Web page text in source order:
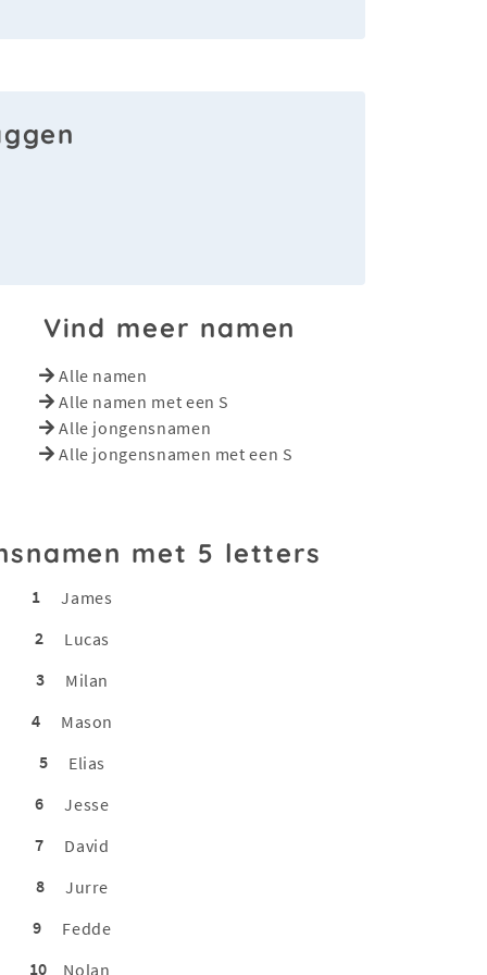
Vind meer namen
Alle namen
Alle namen met een S
Alle jongensnamen
Alle jongensnamen met een S
met 5 letters
1
James
2
Lucas
3
Milan
4
Mason
5
Elias
6
Jesse
7
David
8
Jurre
9
Fedde
10
Nolan